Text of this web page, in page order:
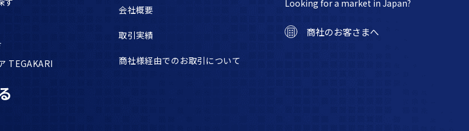
TEGAKARI
会社概要
取引実績
商社様経由でのお取引について
Looking for a market in Japan?
商社のお客さまへ